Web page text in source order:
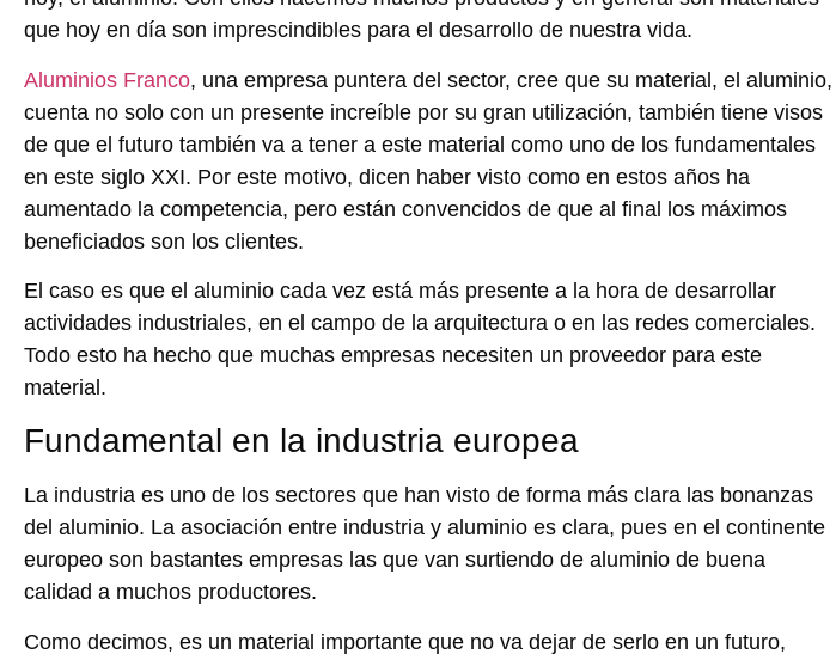
que hoy en día son imprescindibles para el desarrollo de nuestra vida.
Aluminios Franco, una empresa puntera del sector, cree que su material, el aluminio,
cuenta no solo con un presente increíble por su gran utilización, también tiene visos
de que el futuro también va a tener a este material como uno de los fundamentales
en este siglo XXI. Por este motivo, dicen haber visto como en estos años ha
aumentado la competencia, pero están convencidos de que al final los máximos
beneficiados son los clientes.
El caso es que el aluminio cada vez está más presente a la hora de desarrollar
actividades industriales, en el campo de la arquitectura o en las redes comerciales.
Todo esto ha hecho que muchas empresas necesiten un proveedor para este
material.
Fundamental en la industria europea
La industria es uno de los sectores que han visto de forma más clara las bonanzas
del aluminio. La asociación entre industria y aluminio es clara, pues en el continente
europeo son bastantes empresas las que van surtiendo de aluminio de buena
calidad a muchos productores.
Como decimos, es un material importante que no va dejar de serlo en un futuro,